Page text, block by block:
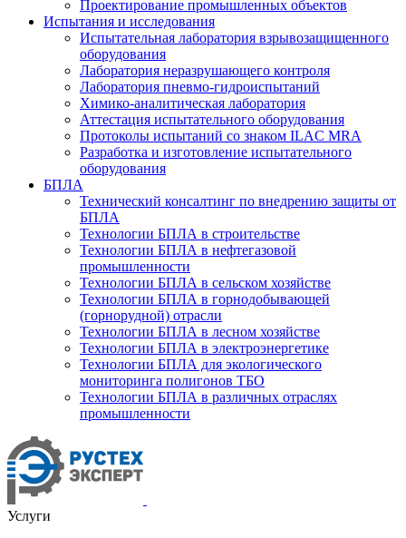
Проектирование промышленных объектов
Испытания и исследования
Испытательная лаборатория взрывозащищенного
оборудования
Лаборатория неразрушающего контроля
Лаборатория пневмо-гидроиспытаний
Химико-аналитическая лаборатория
Аттестация испытательного оборудования
Протоколы испытаний со знаком ILAC MRA
Разработка и изготовление испытательного
оборудования
БПЛА
Технический консалтинг по внедрению защиты от
БПЛА
Технологии БПЛА в строительстве
Технологии БПЛА в нефтегазовой
промышленности
Технологии БПЛА в сельском хозяйстве
Технологии БПЛА в горнодобывающей
(горнорудной) отрасли
Технологии БПЛА в лесном хозяйстве
Технологии БПЛА в электроэнергетике
Технологии БПЛА для экологического
мониторинга полигонов ТБО
Технологии БПЛА в различных отраслях
промышленности
Услуги